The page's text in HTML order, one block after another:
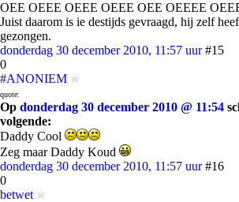
OEE OEEE OEEE OEEE OEE OEEEE
Juist daarom is ie destijds gevraagd, hij zelf
gezongen.
donderdag 30 december 2010, 11:57 uur #15
0
#ANONIEM
quote:
Op donderdag 30 december 2010 @ 11:54
volgende:
Daddy Cool
Zeg maar Daddy Koud
donderdag 30 december 2010, 11:57 uur #16
0
betwet